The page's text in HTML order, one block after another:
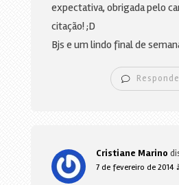
expectativa, obrigada pelo
citação! ;D
Bjs e um lindo final de
Cristiane Marino
7 de fevereiro de 2014